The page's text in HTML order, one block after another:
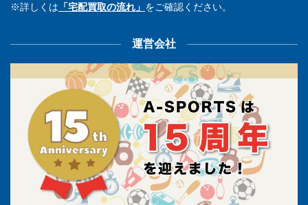
※詳しくは 「宅配買取の流れ」 をご確認ください。
運営会社